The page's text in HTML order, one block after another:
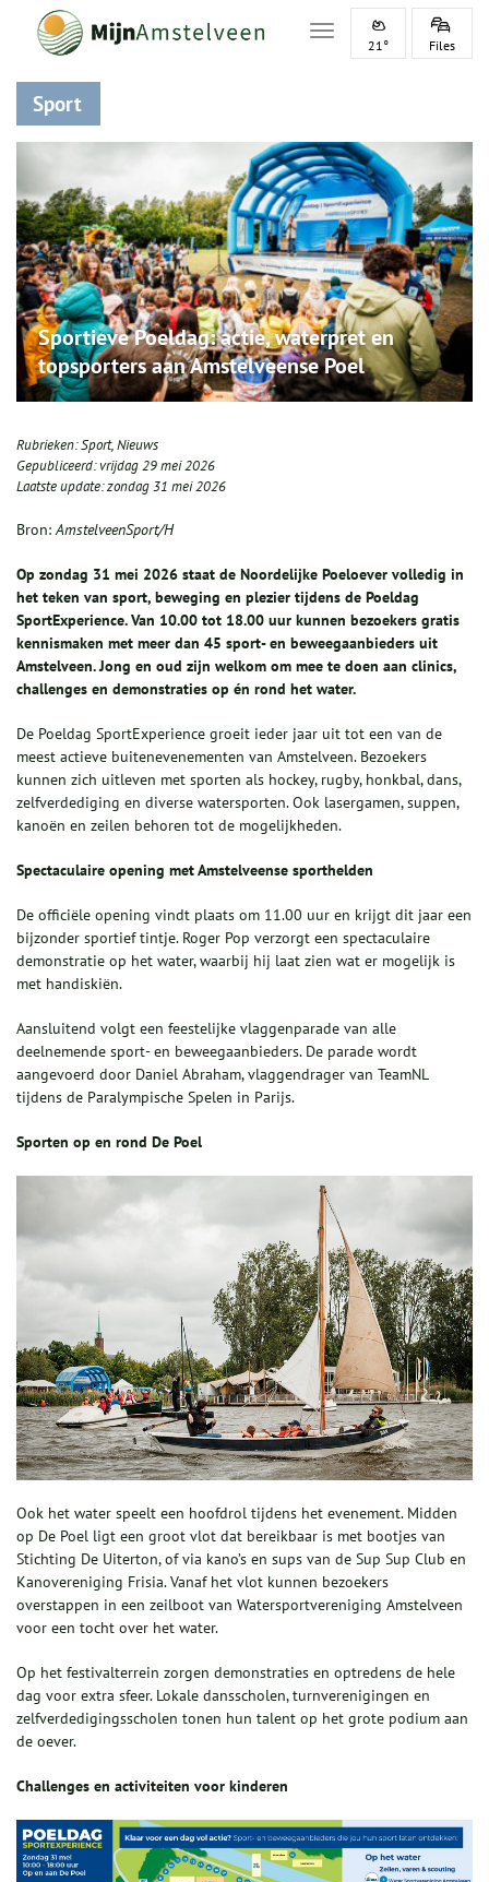
Toggle navigation
21° Files
Sport
Sportieve Poeldag: actie, waterpret en
topsporters aan Amstelveense Poel
Rubrieken:Sport,Nieuws
Gepubliceerd:vrijdag 29 mei 2026
Laatste update:zondag 31 mei 2026
Bron:AmstelveenSport/H
Op zondag 31 mei 2026 staat de Noordelijke Poeloever volledig in
het teken van sport, beweging en plezier tijdens de Poeldag
SportExperience. Van 10.00 tot 18.00 uur kunnen bezoekers gratis
kennismaken met meer dan 45 sport- en beweegaanbieders uit
Amstelveen. Jong en oud zijn welkom om mee te doen aan clinics,
challenges en demonstraties op én rond het water.
De Poeldag SportExperience groeit ieder jaar uit tot een van de
meest actieve buitenevenementen van Amstelveen. Bezoekers
kunnen zich uitleven met sporten als hockey, rugby, honkbal, dans,
zelfverdediging en diverse watersporten. Ook lasergamen, suppen,
kanoën en zeilen behoren tot de mogelijkheden.
Spectaculaire opening met Amstelveense sporthelden
De officiële opening vindt plaats om 11.00 uur en krijgt dit jaar een
bijzonder sportief tintje. Roger Pop verzorgt een spectaculaire
demonstratie op het water, waarbij hij laat zien wat er mogelijk is
met handiskiën.
Aansluitend volgt een feestelijke vlaggenparade van alle
deelnemende sport- en beweegaanbieders. De parade wordt
aangevoerd door Daniel Abraham, vlaggendrager van TeamNL
tijdens de Paralympische Spelen in Parijs.
Sporten op en rond De Poel
Ook het water speelt een hoofdrol tijdens het evenement. Midden
op De Poel ligt een groot vlot dat bereikbaar is met bootjes van
Stichting De Uiterton, of via kano’s en sups van de Sup Sup Club en
Kanovereniging Frisia. Vanaf het vlot kunnen bezoekers
overstappen in een zeilboot van Watersportvereniging Amstelveen
voor een tocht over het water.
Op het festivalterrein zorgen demonstraties en optredens de hele
dag voor extra sfeer. Lokale dansscholen, turnverenigingen en
zelfverdedigingsscholen tonen hun talent op het grote podium aan
de oever.
Challenges en activiteiten voor kinderen